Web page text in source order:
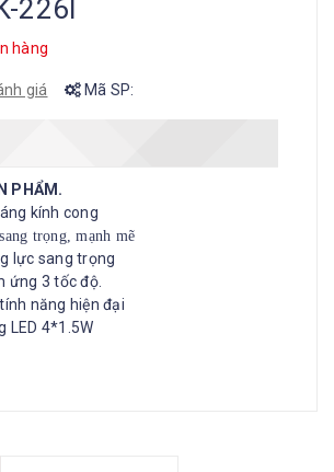
226I
hàng
giá Mã SP:
PHẨM.
kính cong
trọng, mạnh mẽ
lực sang trọng
ứng 3 tốc độ.
năng hiện đại
LED 4*1.5W